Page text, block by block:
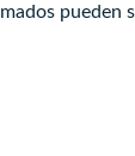
pueden